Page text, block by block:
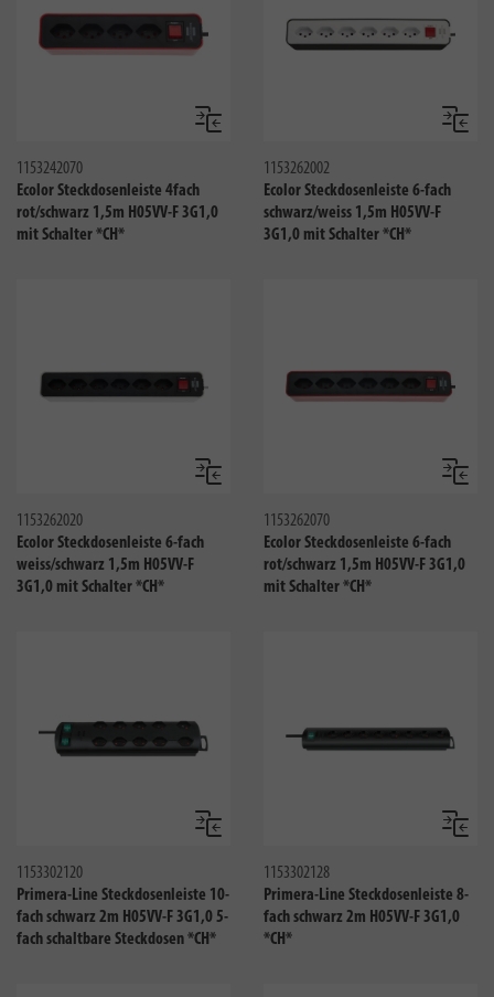
Vergleichen
1153242070
Ecolor Steckdosenleiste 4fach
rot/schwarz 1,5m H05VV-F 3G1,0
mit Schalter *CH*
1153262002
Ecolor Steckdosenleiste 6-fach
schwarz/weiss 1,5m H05VV-F
3G1,0 mit Schalter *CH*
Vergleichen
1153262020
Ecolor Steckdosenleiste 6-fach
weiss/schwarz 1,5m H05VV-F
3G1,0 mit Schalter *CH*
1153262070
Ecolor Steckdosenleiste 6-fach
rot/schwarz 1,5m H05VV-F 3G1,0
mit Schalter *CH*
Vergleichen
1153302120
Primera-Line Steckdosenleiste 10-
fach schwarz 2m H05VV-F 3G1,0 5-
fach schaltbare Steckdosen *CH*
1153302128
Primera-Line Steckdosenleiste 8-
fach schwarz 2m H05VV-F 3G1,0
*CH*